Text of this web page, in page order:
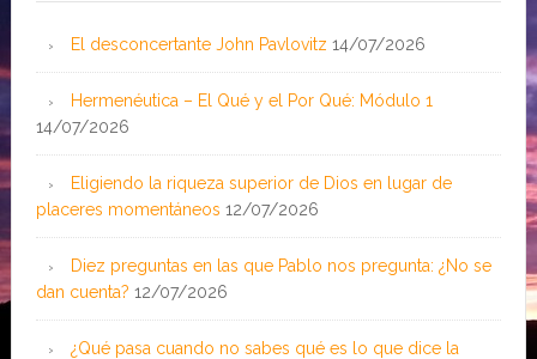
El desconcertante John Pavlovitz 14/07/2026
Hermenéutica – El Qué y el Por Qué: Módulo 1
14/07/2026
Eligiendo la riqueza superior de Dios en lugar de
placeres momentáneos 12/07/2026
Diez preguntas en las que Pablo nos pregunta: ¿No se
dan cuenta? 12/07/2026
¿Qué pasa cuando no sabes qué es lo que dice la